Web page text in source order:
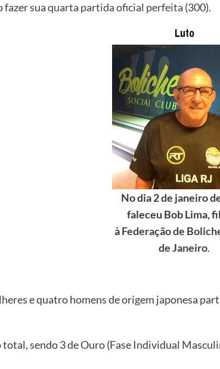
suaquarta partida oficial perfeita (300).
Luto
No dia 2 de janeiro
faleceu Bob Lima,
àFederação de
de Janeiro.
e quatro homens de origem japonesa
sendo 3 de Ouro (Fase Individual